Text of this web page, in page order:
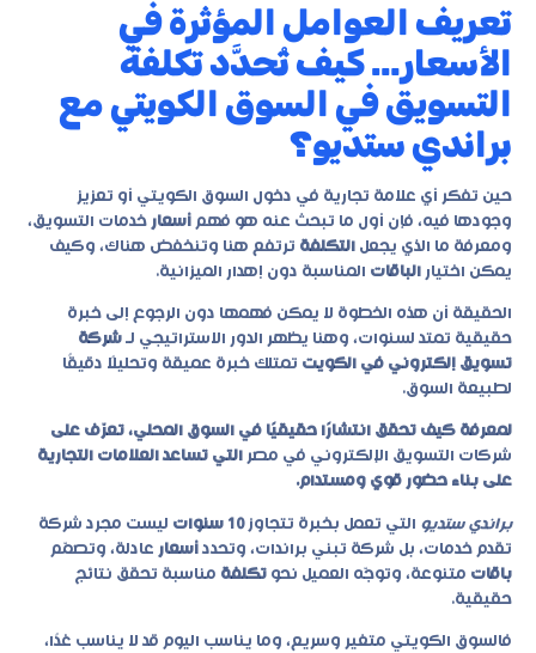
تعريف العوامل المؤثرة في
الأسعار… كيف تُحدَّد تكلفة
التسويق في السوق الكويتي مع
براندي ستديو؟
حين تفكر أي علامة تجارية في دخول السوق الكويتي أو تعزيز
وجودها فيه، فإن أول ما تبحث عنه هو فهم أسعار خدمات التسويق،
ومعرفة ما الذي يجعل التكلفة ترتفع هنا وتنخفض هناك، وكيف
يمكن اختيار الباقات المناسبة دون إهدار الميزانية.
الحقيقة أن هذه الخطوة لا يمكن فهمها دون الرجوع إلى خبرة
حقيقية تمتد لسنوات، وهنا يظهر الدور الاستراتيجي لـ شركة
تسويق إلكتروني في الكويت تمتلك خبرة عميقة وتحليلًا دقيقًا
لطبيعة السوق.
لمعرفة كيف تحقق انتشارًا حقيقيًا في السوق المحلي، تعرّف على
شركات التسويق الإلكتروني في مصر التي تساعد العلامات التجارية
على بناء حضور قوي ومستدام.
براندي ستديو التي تعمل بخبرة تتجاوز10 سنوات
ليست مجرد شركة
تقدم خدمات، بل شركة تبني براندات، وتحدد أسعار عادلة، وتصمّم
باقات متنوعة، وتوجّه العميل نحو تكلفة مناسبة تحقق نتائج
حقيقية.
فالسوق الكويتي متغير وسريع، وما يناسب اليوم قد لا يناسب غدًا،